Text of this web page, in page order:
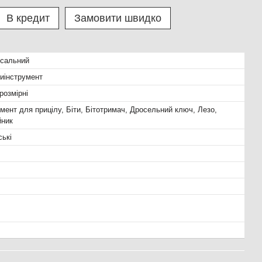
В кредит Замовити швидко
для прицілу, Біти, Бітотримач, Дросельний ключ, Лезо,